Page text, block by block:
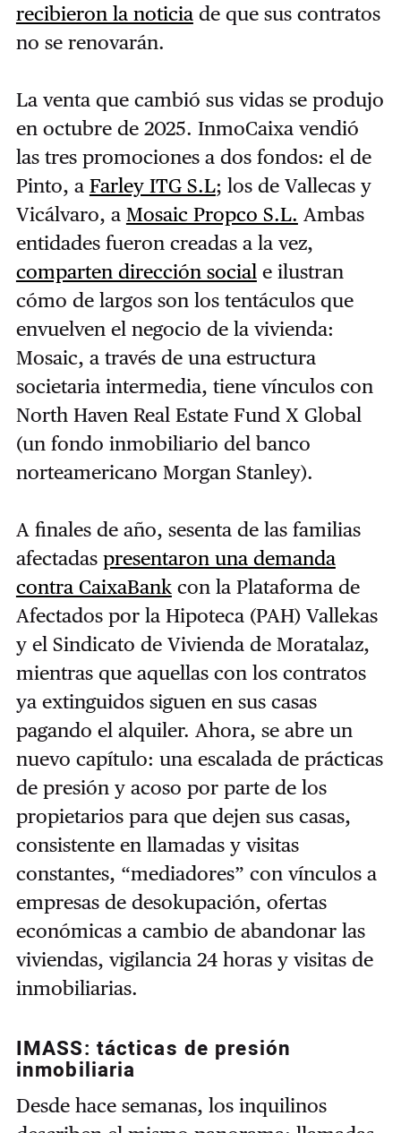
recibieron la noticiade que sus contratos
no se renovarán.
La venta que cambió sus vidas se produjo
en octubre de 2025. InmoCaixa vendió
las tres promociones a dos fondos: el de
Pinto, a Farley ITG S.L; los de Vallecas y
Vicálvaro, a Mosaic Propco S.L. Ambas
entidades fueron creadas a la vez,
comparten dirección social e ilustran
cómo de largos son los tentáculos que
envuelven el negocio de la vivienda:
Mosaic, a través de una estructura
societaria intermedia, tiene vínculos con
North Haven Real Estate Fund X Global
(un fondo inmobiliario del banco
norteamericano Morgan Stanley).
A finales de año, sesenta de las familias
afectadas presentaron una demanda
contra CaixaBankcon la Plataforma de
Afectados por la Hipoteca (PAH) Vallekas
y el Sindicato de Vivienda de Moratalaz,
mientras que aquellas con los contratos
ya extinguidos siguen en sus casas
pagando el alquiler. Ahora, se abre un
nuevo capítulo: una escalada de prácticas
de presión y acoso por parte de los
propietarios para que dejen sus casas,
consistente en llamadas y visitas
constantes, “mediadores” con vínculos a
empresas de desokupación, ofertas
económicas a cambio de abandonar las
viviendas, vigilancia 24 horas y visitas de
inmobiliarias.
IMASS: tácticas de presión
inmobiliaria
Desde hace semanas, los inquilinos